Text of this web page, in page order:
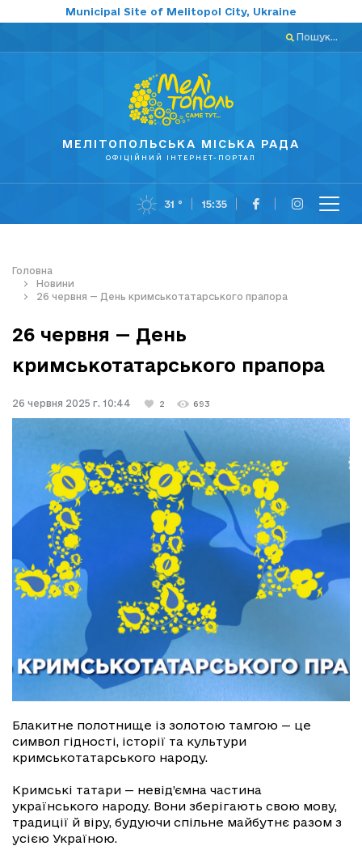
Municipal Site of Melitopol City, Ukraine
Пошук...
МЕЛІТОПОЛЬСЬКА МІСЬКА РАДА
ОФІЦІЙНИЙ ІНТЕРНЕТ-ПОРТАЛ
31 ° 15:35
Головна
Новини
26 червня — День кримськотатарського прапора
26 червня — День
кримськотатарського прапора
26 червня 2025 г. 10:44 2 693
Блакитне полотнище із золотою тамгою — це
символ гідності, історії та культури
кримськотатарського народу.
Кримські татари — невід’ємна частина
українського народу. Вони зберігають свою мову,
традиції й віру, будуючи спільне майбутнє разом з
усією Україною.